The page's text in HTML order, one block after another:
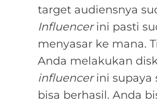
target audiensnya
Influencerini pasti
menyasar ke mana.
Anda melakukan
influencerini supaya
bisa berhasil. Anda